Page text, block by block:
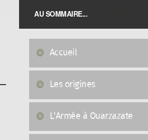
AU SOMMAIRE...
Accueil
Les origines
L'Armée à Ouarzazate